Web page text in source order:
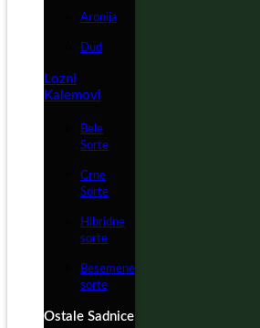
Aronija
Dud
Lozni
Kalemovi
Bele
Sorte
Crne
Sorte
Hibridne
sorte
Besemene
sorte
Ostale Sadnice